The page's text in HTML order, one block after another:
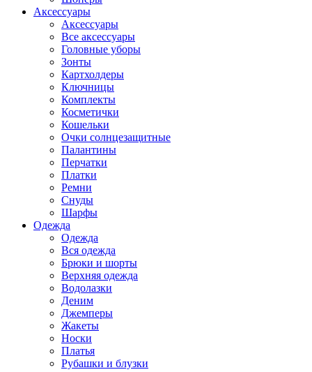
Аксессуары
Аксессуары
Все аксессуары
Головные уборы
Зонты
Картхолдеры
Ключницы
Комплекты
Косметички
Кошельки
Очки солнцезащитные
Палантины
Перчатки
Платки
Ремни
Снуды
Шарфы
Одежда
Одежда
Вся одежда
Брюки и шорты
Верхняя одежда
Водолазки
Деним
Джемперы
Жакеты
Носки
Платья
Рубашки и блузки